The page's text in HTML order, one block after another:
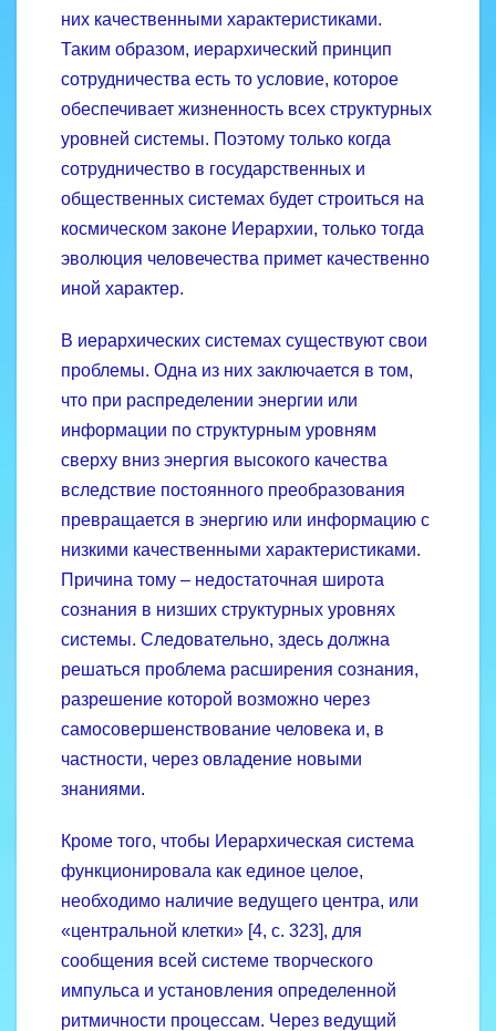
них качественными характеристиками.
Таким образом, иерар­хический принцип
сотрудничества есть то условие, которое
обеспечивает жизненность всех структурных
уровней системы. Поэтому только когда
сотрудничество в государственных и
общественных системах будет строиться на
космическом законе Иерархии, только тогда
эволюция человечества примет качественно
иной характер.
В иерархических системах существуют свои
проблемы. Одна из них заключается в том,
что при распределении энергии или
информации по структурным уровням
сверху вниз энергия высокого качества
вследствие постоянного преобразования
превращается в энергию или информацию с
низкими качественными характеристиками.
Причина тому – недостаточная широта
сознания в низших структурных уровнях
системы. Следовательно, здесь должна
решаться проблема расширения сознания,
разрешение которой возможно через
самосовершенствование человека и, в
частности, через овладение новыми
знаниями.
Кроме того, чтобы Иерархическая система
функционировала как единое целое,
необходимо наличие ведущего центра, или
«центральной клетки» [4, с. 323], для
сообщения всей системе творческого
импульса и установления определенной
ритмичности процессам. Через ведущий